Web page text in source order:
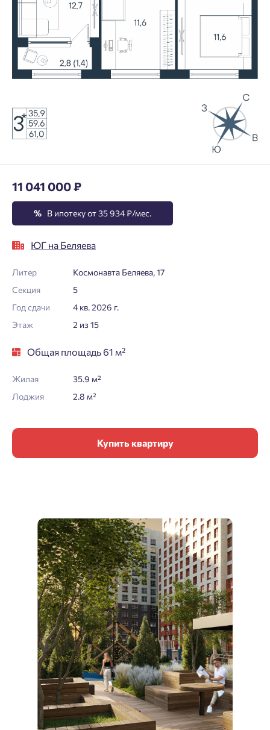
11 041 000 ₽
% В ипотеку от 35 934 ₽/мес.
ЮГ на Беляева
Литер
Космонавта Беляева, 17
Секция
5
Год сдачи
4 кв. 2026 г.
Этаж
2 из 15
Общая площадь 61 м²
Жилая
35.9 м²
Лоджия
2.8 м²
Купить квартиру